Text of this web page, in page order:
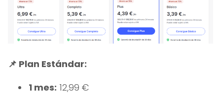
📌 Plan Estándar:
1 mes: 12,99 €